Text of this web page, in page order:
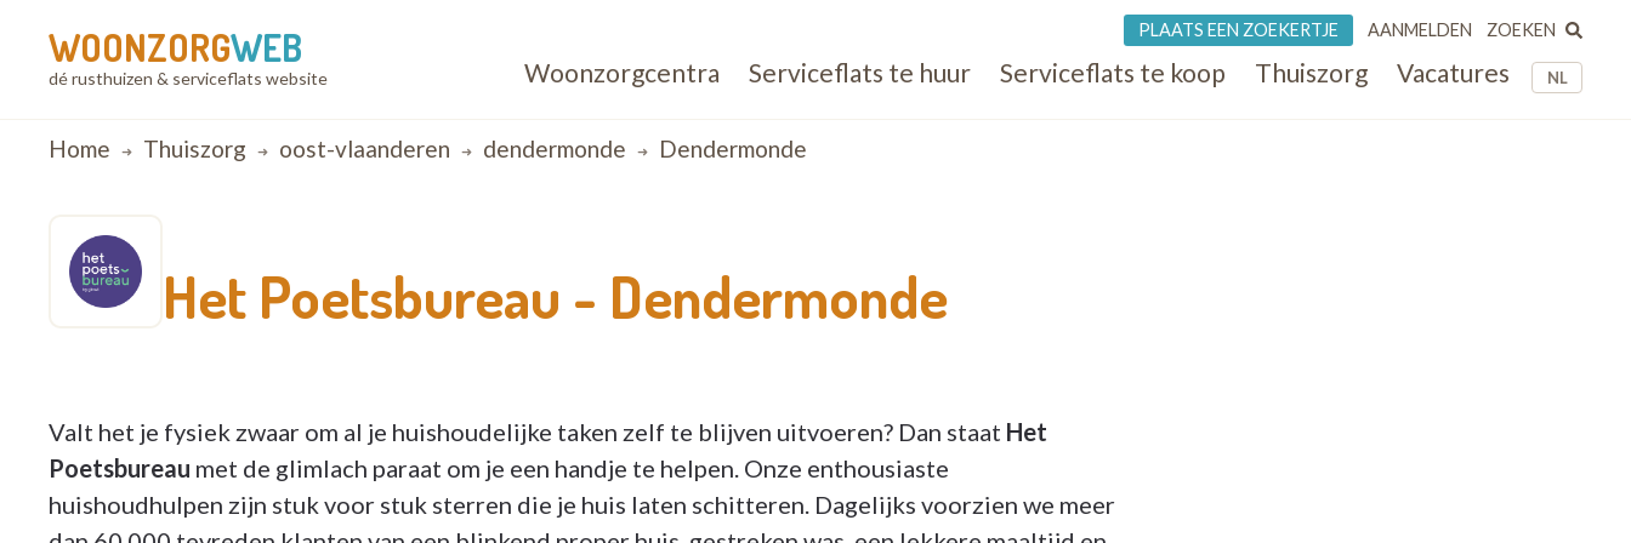
WOONZORGWEB
dé rusthuizen & serviceflats website NL
Woonzorgcentra Serviceflats te huur Serviceflats te koop Thuiszorg Vacatures
PLAATS EEN ZOEKERTJE AANMELDEN ZOEKEN
Breadcrumb
Home Thuiszorg oost-vlaanderen dendermonde Dendermonde
Het Poetsbureau - Dendermonde
Valt het je fysiek zwaar om al je huishoudelijke taken zelf te blijven uitvoeren? Dan staat Het
Poetsbureau met de glimlach paraat om je een handje te helpen. Onze enthousiaste
huishoudhulpen zijn stuk voor stuk sterren die je huis laten schitteren. Dagelijks voorzien we meer